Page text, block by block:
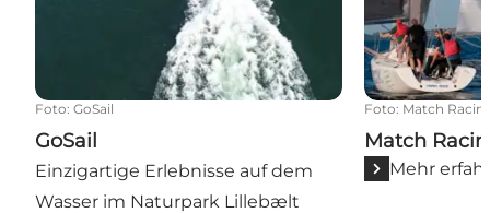
Foto: GoSail
GoSail
Einzigartige Erlebnisse auf dem
Wasser im Naturpark Lillebælt
Foto: Match
Match
Mehr